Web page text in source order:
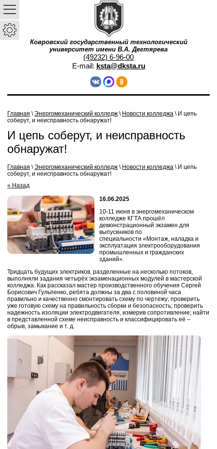
Ковровский государственный технологический
университет имени В.А. Дегтярева
(49232) 6-96-00
E-mail: ksta@dksta.ru
Главная \Энергомеханический колледж \ Новости колледжа \ И цепь
соберут, и неисправность обнаружат!
И цепь соберут, и неисправность
обнаружат!
Главная \Энергомеханический колледж \ Новости колледжа \ И цепь
соберут, и неисправность обнаружат!
« Назад
16.06.2025
10-11 июня в энергомеханическом
колледже КГТА прошёл
демонстрационный экзамен для
выпускников по
специальности «Монтаж, наладка и
эксплуатация электрооборудования
промышленных и гражданских
зданий».
Тридцать будущих электриков, разделенные на несколько потоков,
выполняли задания четырёх экзаменационных модулей в мастерской
колледжа. Как рассказал мастер производственного обучения Сергей
Борисович Гульпенко, ребята должны за два с половиной часа
правильно и качественно смонтировать схему по чертежу; проверить
уже готовую схему на правильность сборки и безопасность; проверить
надежность изоляции электродвигателя, измерив сопротивление; найти
в представленной схеме неисправность и классифицировать её –
обрыв, замыкание и т. д.